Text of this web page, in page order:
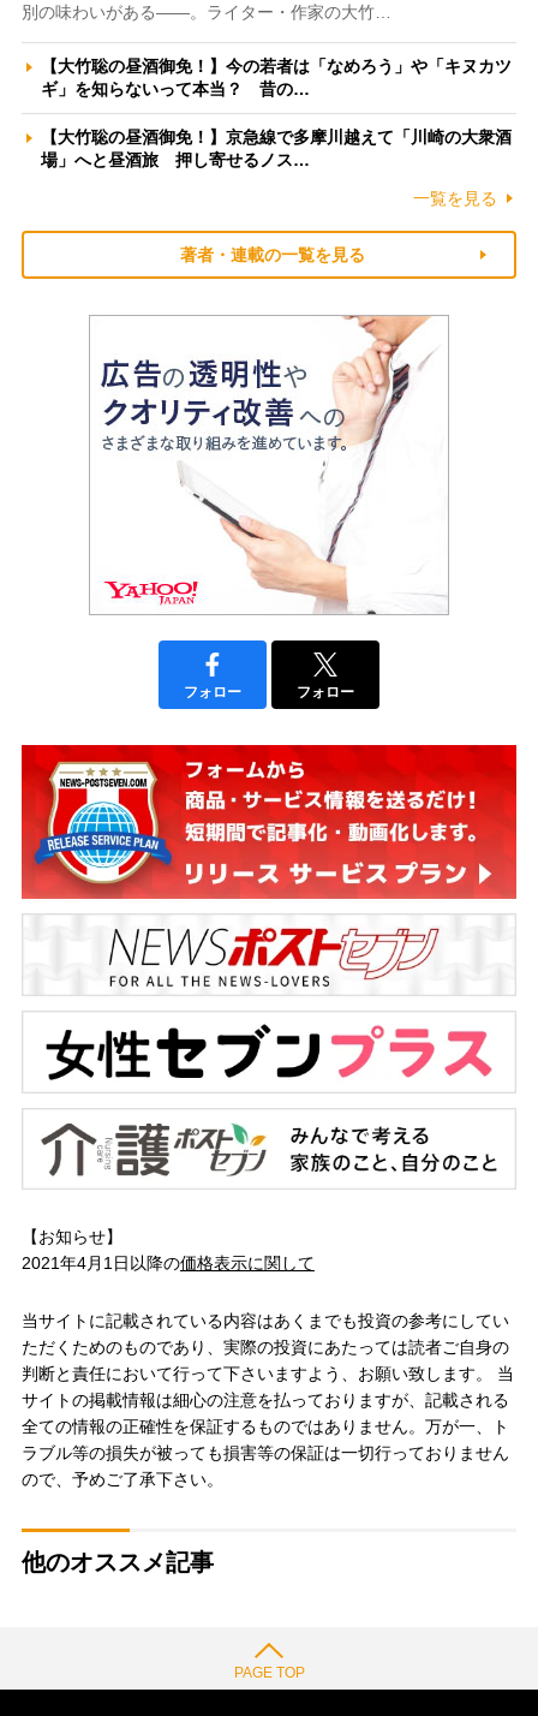
別の味わいがある――。ライター・作家の大竹…
【大竹聡の昼酒御免！】今の若者は「なめろう」や「キヌカツ
ギ」を知らないって本当？ 昔の…
【大竹聡の昼酒御免！】京急線で多摩川越えて「川崎の大衆酒
場」へと昼酒旅 押し寄せるノス…
一覧を見る
著者・連載の一覧を見る
フォロー フォロー
【お知らせ】
2021年4月1日以降の価格表示に関して
当サイトに記載されている内容はあくまでも投資の参考にしてい
ただくためのものであり、実際の投資にあたっては読者ご自身の
判断と責任において行って下さいますよう、お願い致します。 当
サイトの掲載情報は細心の注意を払っておりますが、記載される
全ての情報の正確性を保証するものではありません。万が一、ト
ラブル等の損失が被っても損害等の保証は一切行っておりません
ので、予めご了承下さい。
他のオススメ記事
PAGE TOP